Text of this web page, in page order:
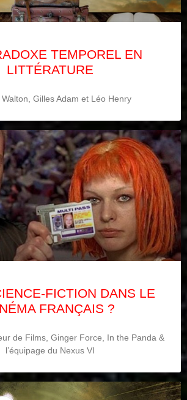
TEMPOREL EN
LITTÉRATURE
Gilles Adam et Léo Henry
FICTION DANS LE
FRANÇAIS ?
de Films, Ginger Force, In the Panda &
l’équipage du Nexus VI